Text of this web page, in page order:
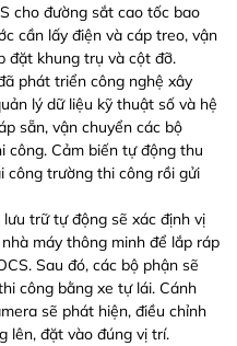
cho đường sắt cao tốc bao
cần lấy điện và cáp treo, vận
đặt khung trụ và cột đỡ.
phát triển công nghệ xây
lý dữ liệu kỹ thuật số và hệ
sẵn, vận chuyển các bộ
công. Cảm biến tự động thu
công trường thi công rồi gửi
trữ tự động sẽ xác định vị
máy thông minh để lắp ráp
Sau đó, các bộ phận sẽ
công bằng xe tự lái. Cánh
sẽ phát hiện, điều chỉnh
lên, đặt vào đúng vị trí.